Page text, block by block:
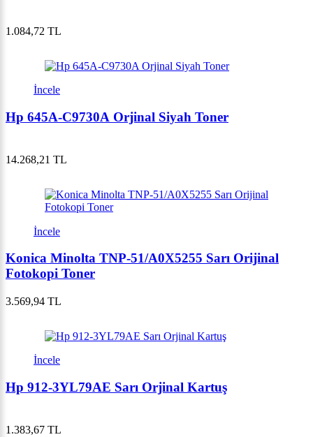
1.084,72 TL
İncele
Hp 645A-C9730A Orjinal Siyah Toner
14.268,21 TL
İncele
Konica Minolta TNP-51/A0X5255 Sarı Orijinal
Fotokopi Toner
3.569,94 TL
İncele
Hp 912-3YL79AE Sarı Orjinal Kartuş
1.383,67 TL